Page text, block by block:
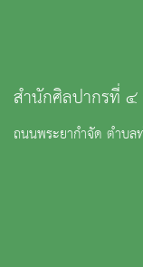
สำนักศิลปากรที่
ถนนพระยากำจัด ตำบ